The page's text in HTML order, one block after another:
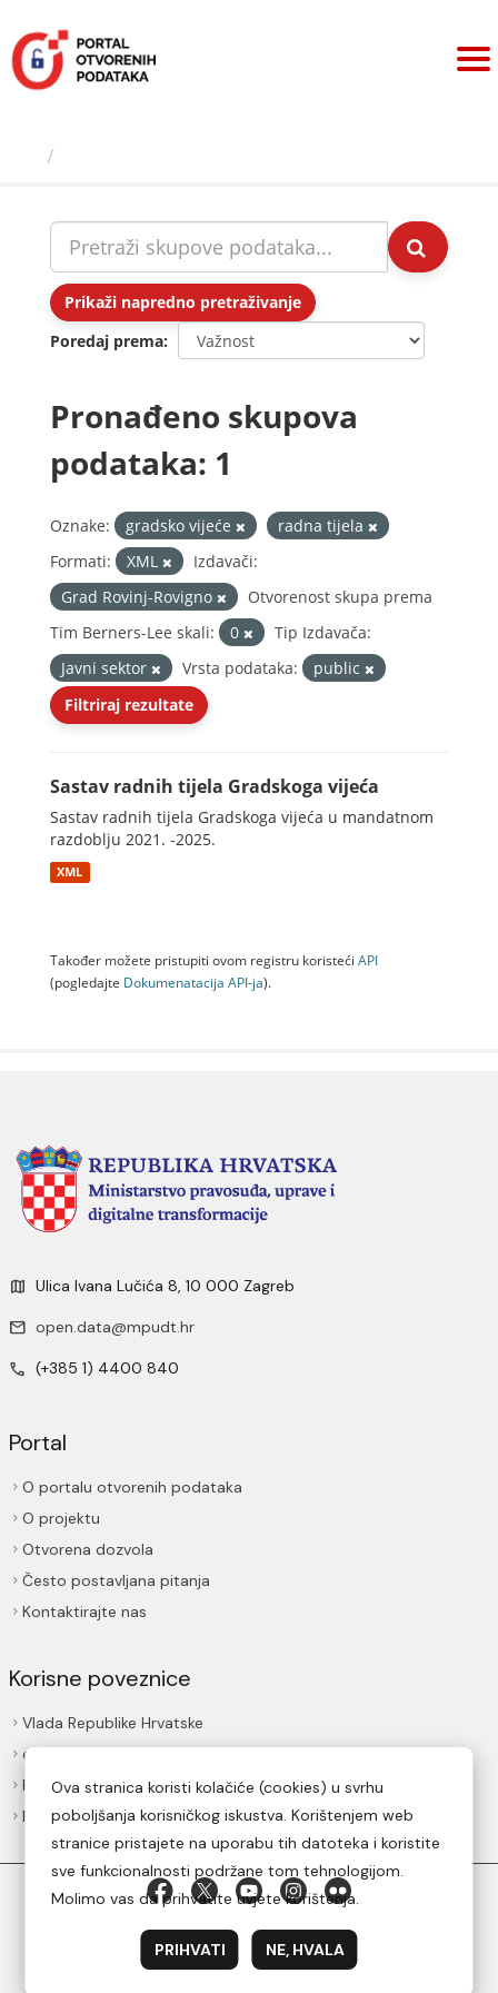
sadržaj
Prikaži napredno pretraživanje
Poredaj prema
Pronađeno skupova
podataka: 1
Oznake: gradsko vijeće
radna tijela
Formati:
XML
Izdavači:
Grad Rovinj-Rovigno
Otvorenost skupa prema
Tim Berners-Lee skali:
0
Tip Izdavača:
Javni sektor
Vrsta podataka:
public
Filtriraj rezultate
Sastav radnih tijela Gradskoga vijeća
Sastav radnih tijela Gradskoga vijeća u mandatnom
razdoblju 2021. -2025.
XML
Također možete pristupiti ovom registru koristeći API
(pogledajte Dokumenаtаcijа API-jа).